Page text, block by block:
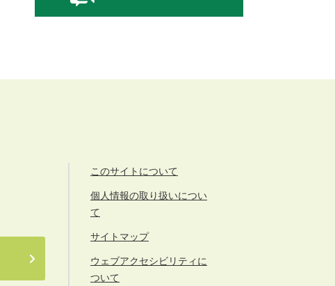
このサイトについて
個人情報の取り扱いについ
て
サイトマップ
ウェブアクセシビリティに
ついて